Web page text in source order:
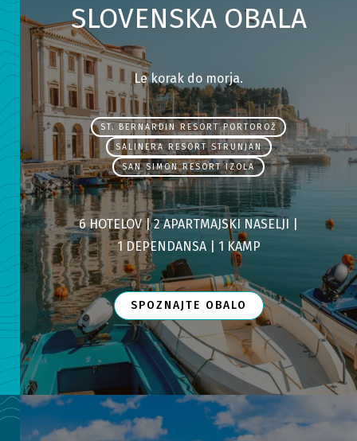
SLOVENSKA OBALA
Le korak do morja.
ST. BERNARDIN RESORT PORTOROŽ
SALINERA RESORT STRUNJAN
SAN SIMON RESORT IZOLA
6 HOTELOV | 2 APARTMAJSKI NASELJI |
1 DEPENDANSA |
1 KAMP
SPOZNAJTE OBALO